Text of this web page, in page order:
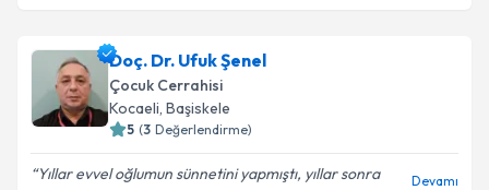
Op. Dr. Fatma Duraniçin randevu takvimi talebi
oluşturun. Size bu uzmandan randevu almanız için bir
takvim hazırlandığında e-posta ile bilgilendireceğiz.
Doç. Dr. Ufuk Şenel
Çocuk Cerrahisi
Kocaeli, Başiskele
5 (3 Değerlendirme)
Yıllar evvel oğlumun sünnetini yapmıştı, yıllar sonra
Devamı